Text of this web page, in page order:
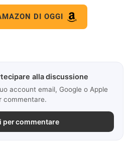
DI OGGI
alla discussione
account email, Google o Apple
commentare.
per commentare